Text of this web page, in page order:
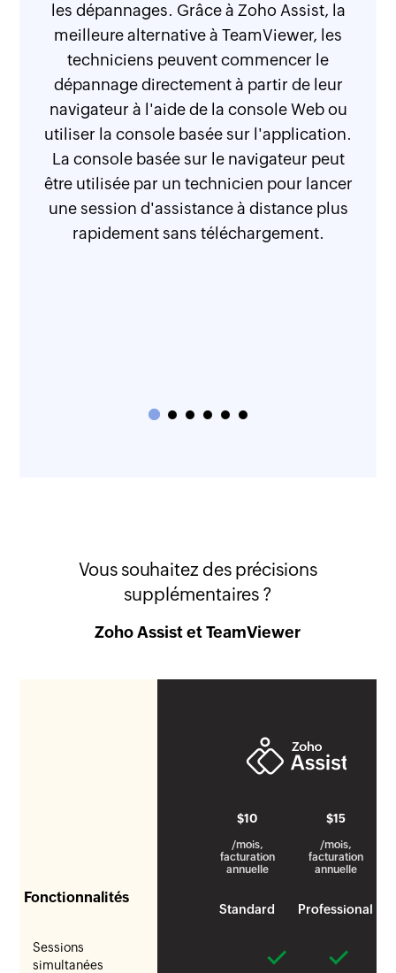
les dépannages. Grâce à Zoho Assist, la
meilleure alternative à TeamViewer, les
techniciens peuvent commencer le
dépannage directement à partir de leur
navigateur à l'aide de la console Web ou
utiliser la console basée sur l'application.
La console basée sur le navigateur peut
être utilisée par un technicien pour lancer
une session d'assistance à distance plus
rapidement sans téléchargement.
alternative à TeamViewer
Vous souhaitez des précisions
supplémentaires ?
Zoho Assist et TeamViewer
Fonctionnalités
$10
/mois,
facturation
annuelle
Standard
$15
/mois,
facturation
annuelle
Professional
Sessions
simultanées